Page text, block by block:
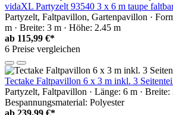
vidaXL Partyzelt 93540 3 x 6 m taupe
Partyzelt, Faltpavillon, Gartenpavillon ·
m · Breite: 3 m · Höhe: 2.45 m
ab 115,99 €*
6 Preise vergleichen
Tectake Faltpavillon 6 x 3 m inkl. 3
Partyzelt, Faltpavillon · Länge: 6 m · Breite:
Bespannungsmaterial: Polyester
ab 239,99 €*